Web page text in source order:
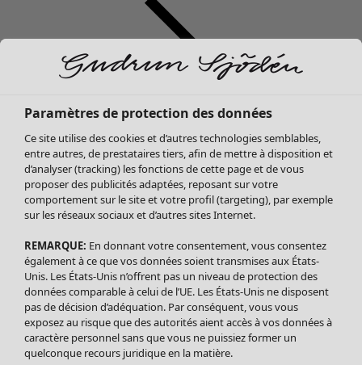
Soldes Vêtements
Tous les vêtements
Robes
Tuniques
Blouses
Tops
Gilets
Pantalon
Jupes
Paramètres de protection des données
Ce site utilise des cookies et d’autres technologies semblables,
entre autres, de prestataires tiers, afin de mettre à disposition et
d’analyser (tracking) les fonctions de cette page et de vous
proposer des publicités adaptées, reposant sur votre
comportement sur le site et votre profil (targeting), par exemple
sur les réseaux sociaux et d’autres sites Internet.
REMARQUE: En donnant votre consentement, vous consentez
également à ce que vos données soient transmises aux États-
Unis. Les États-Unis n’offrent pas un niveau de protection des
données comparable à celui de l’UE. Les États-Unis ne disposent
pas de décision d’adéquation. Par conséquent, vous vous
exposez au risque que des autorités aient accès à vos données à
caractère personnel sans que vous ne puissiez former un
quelconque recours juridique en la matière.